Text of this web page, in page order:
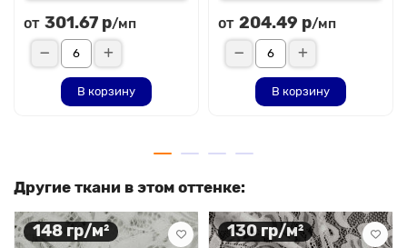
от 301.67 р/мп
В корзину
от 204.49 р/мп
В корзину
Другие ткани в этом оттенке:
148 гр/м² 130 гр/м²